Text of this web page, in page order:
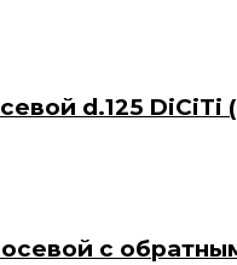
d.125
осевой с